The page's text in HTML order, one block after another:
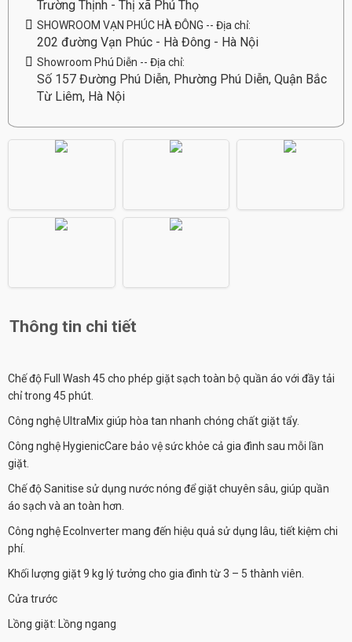
Trường Thịnh - Thị xã Phú Thọ
SHOWROOM VẠN PHÚC HÀ ĐÔNG -- Địa chỉ:
202 đường Vạn Phúc - Hà Đông - Hà Nội
Showroom Phú Diễn -- Địa chỉ:
Số 157 Đường Phú Diễn, Phường Phú Diễn, Quận Bắc
Từ Liêm, Hà Nội
Thông tin chi tiết
Chế độ Full Wash 45 cho phép giặt sạch toàn bộ quần áo với đầy tải
chỉ trong 45 phút.
Công nghệ UltraMix giúp hòa tan nhanh chóng chất giặt tẩy.
Công nghệ HygienicCare bảo vệ sức khỏe cả gia đình sau mỗi lần
giặt.
Chế độ Sanitise sử dụng nước nóng để giặt chuyên sâu, giúp quần
áo sạch và an toàn hơn.
Công nghệ EcoInverter mang đến hiệu quả sử dụng lâu, tiết kiệm chi
phí.
Khối lượng giặt 9 kg lý tưởng cho gia đình từ 3 – 5 thành viên.
Cửa trước
Lồng giặt: Lồng ngang